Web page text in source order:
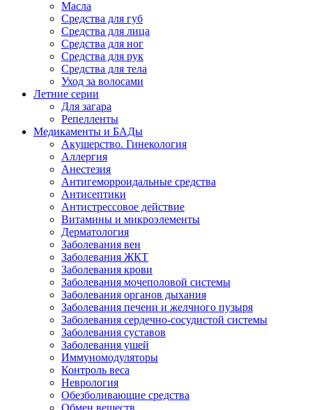
Масла
Средства для губ
Средства для лица
Средства для ног
Средства для рук
Средства для тела
Уход за волосами
Летние серии
Для загара
Репелленты
Медикаменты и БАДы
Акушерство. Гинекология
Аллергия
Анестезия
Антигеморроидальные средства
Антисептики
Антистрессовое действие
Витамины и микроэлементы
Дерматология
Заболевания вен
Заболевания ЖКТ
Заболевания крови
Заболевания мочеполовой системы
Заболевания органов дыхания
Заболевания печени и желчного пузыря
Заболевания сердечно-сосудистой системы
Заболевания суставов
Заболевания ушей
Иммуномодуляторы
Контроль веса
Неврология
Обезболивающие средства
Обмен веществ